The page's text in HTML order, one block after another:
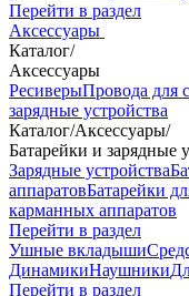
Перейти в раздел
Аксессуары
Каталог/
Аксессуары
РесиверыПровода для
зарядные устройства
Каталог/Аксессуары/
Батарейки и зарядные
Зарядные устройства
аппаратовБатарейки
карманных аппаратов
Перейти в раздел
Ушные вкладыши
ДинамикиНаушники
Перейти в раздел